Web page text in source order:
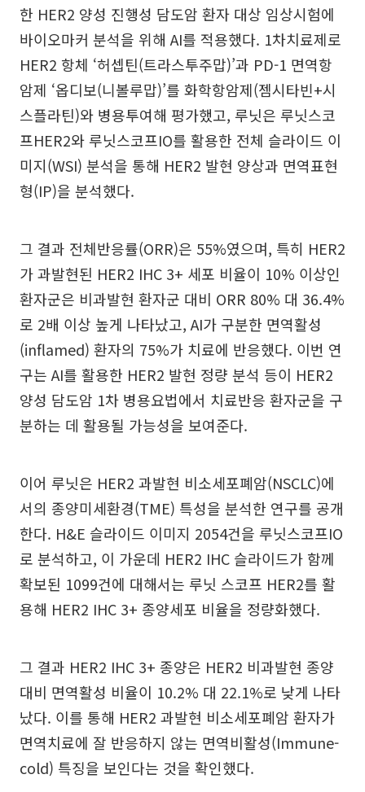
한 HER2 양성 진행성 담도암 환자 대상 임상시험에
바이오마커 분석을 위해 AI를 적용했다. 1차치료제로
HER2 항체 ‘허셉틴(트라스투주맙)’과 PD-1 면역항
암제 ‘옵디보(니볼루맙)’를 화학항암제(젬시타빈+시
스플라틴)와 병용투여해 평가했고, 루닛은 루닛스코
프HER2와 루닛스코프IO를 활용한 전체 슬라이드 이
미지(WSI) 분석을 통해 HER2 발현 양상과 면역표현
형(IP)을 분석했다.
그 결과 전체반응률(ORR)은 55%였으며, 특히 HER2
가 과발현된 HER2 IHC 3+ 세포 비율이 10% 이상인
환자군은 비과발현 환자군 대비 ORR 80% 대 36.4%
로 2배 이상 높게 나타났고, AI가 구분한 면역활성
(inflamed) 환자의 75%가 치료에 반응했다. 이번 연
구는 AI를 활용한 HER2 발현 정량 분석 등이 HER2
양성 담도암 1차 병용요법에서 치료반응 환자군을 구
분하는 데 활용될 가능성을 보여준다.
이어 루닛은 HER2 과발현 비소세포폐암(NSCLC)에
서의 종양미세환경(TME) 특성을 분석한 연구를 공개
한다. H&E 슬라이드 이미지 2054건을 루닛스코프IO
로 분석하고, 이 가운데 HER2 IHC 슬라이드가 함께
확보된 1099건에 대해서는 루닛 스코프 HER2를 활
용해 HER2 IHC 3+ 종양세포 비율을 정량화했다.
그 결과 HER2 IHC 3+ 종양은 HER2 비과발현 종양
대비 면역활성 비율이 10.2% 대 22.1%로 낮게 나타
났다. 이를 통해 HER2 과발현 비소세포폐암 환자가
면역치료에 잘 반응하지 않는 면역비활성(Immune-
cold) 특징을 보인다는 것을 확인했다.